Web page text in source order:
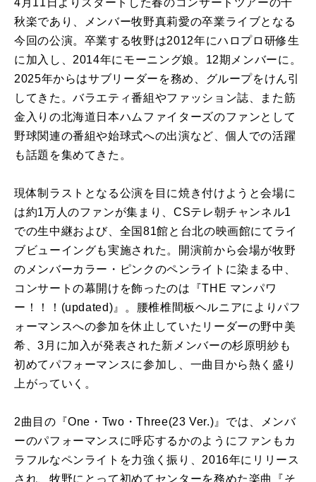
秋楽であり、メンバー牧野真莉愛の卒業ライブとなる
今回の公演。卒業する牧野は2012年にハロプロ研修生
に加入し、2014年にモーニング娘。12期メンバーに。
2025年からはサブリーダーを務め、グループをけん引
してきた。バラエティ番組やファッション誌、また筋
金入りの北海道日本ハムファイターズのファンとして
野球関連の番組や始球式への出演など、個人での活躍
も話題を集めてきた。
現体制ラストとなる公演を目に焼き付けようと会場に
は約1万人のファンが集まり、CSテレ朝チャンネル1
での生中継および、全国81館と台北の映画館にてライ
ブビューイングも実施された。開演前から会場が牧野
のメンバーカラー・ピンクのペンライトに染まる中、
コンサートの幕開けを飾ったのは『THE マンパワ
ー！！！(updated)』。腰椎椎間板ヘルニアによりパフ
ォーマンスへの参加を休止していたリーダーの野中美
希、3月に加入が発表された新メンバーの杉原明紗も
初めてパフォーマンスに参加し、一曲目から熱く盛り
上がっていく。
2曲目の『One・Two・Three(23 Ver.)』では、メンバ
ーのパフォーマンスに呼応するかのようにファンもカ
ラフルなペンライトを力強く振り、2016年にリリース
され、牧野にとって初めてセンターを務めた楽曲『そ